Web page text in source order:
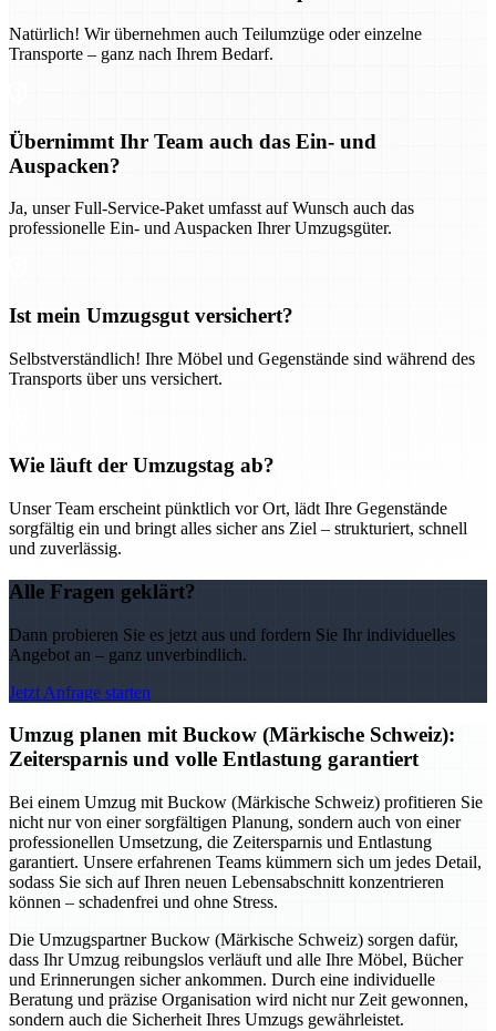
Natürlich! Wir übernehmen auch Teilumzüge oder einzelne
Transporte – ganz nach Ihrem Bedarf.
Übernimmt Ihr Team auch das Ein- und
Auspacken?
Ja, unser Full-Service-Paket umfasst auf Wunsch auch das
professionelle Ein- und Auspacken Ihrer Umzugsgüter.
Ist mein Umzugsgut versichert?
Selbstverständlich! Ihre Möbel und Gegenstände sind während des
Transports über uns versichert.
Wie läuft der Umzugstag ab?
Unser Team erscheint pünktlich vor Ort, lädt Ihre Gegenstände
sorgfältig ein und bringt alles sicher ans Ziel – strukturiert, schnell
und zuverlässig.
Alle Fragen geklärt?
Dann probieren Sie es jetzt aus und fordern Sie Ihr individuelles
Angebot an – ganz unverbindlich.
Jetzt Anfrage starten
Umzug planen mit Buckow (Märkische Schweiz):
Zeitersparnis und volle Entlastung garantiert
Bei einem Umzug mit Buckow (Märkische Schweiz) profitieren Sie
nicht nur von einer sorgfältigen Planung, sondern auch von einer
professionellen Umsetzung, die Zeitersparnis und Entlastung
garantiert. Unsere erfahrenen Teams kümmern sich um jedes Detail,
sodass Sie sich auf Ihren neuen Lebensabschnitt konzentrieren
können – schadenfrei und ohne Stress.
Die Umzugspartner Buckow (Märkische Schweiz) sorgen dafür,
dass Ihr Umzug reibungslos verläuft und alle Ihre Möbel, Bücher
und Erinnerungen sicher ankommen. Durch eine individuelle
Beratung und präzise Organisation wird nicht nur Zeit gewonnen,
sondern auch die Sicherheit Ihres Umzugs gewährleistet.